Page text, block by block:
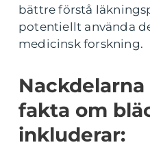
bättre förstå
potentiellt använda
medicinsk forskning.
fakta om
inkluderar: